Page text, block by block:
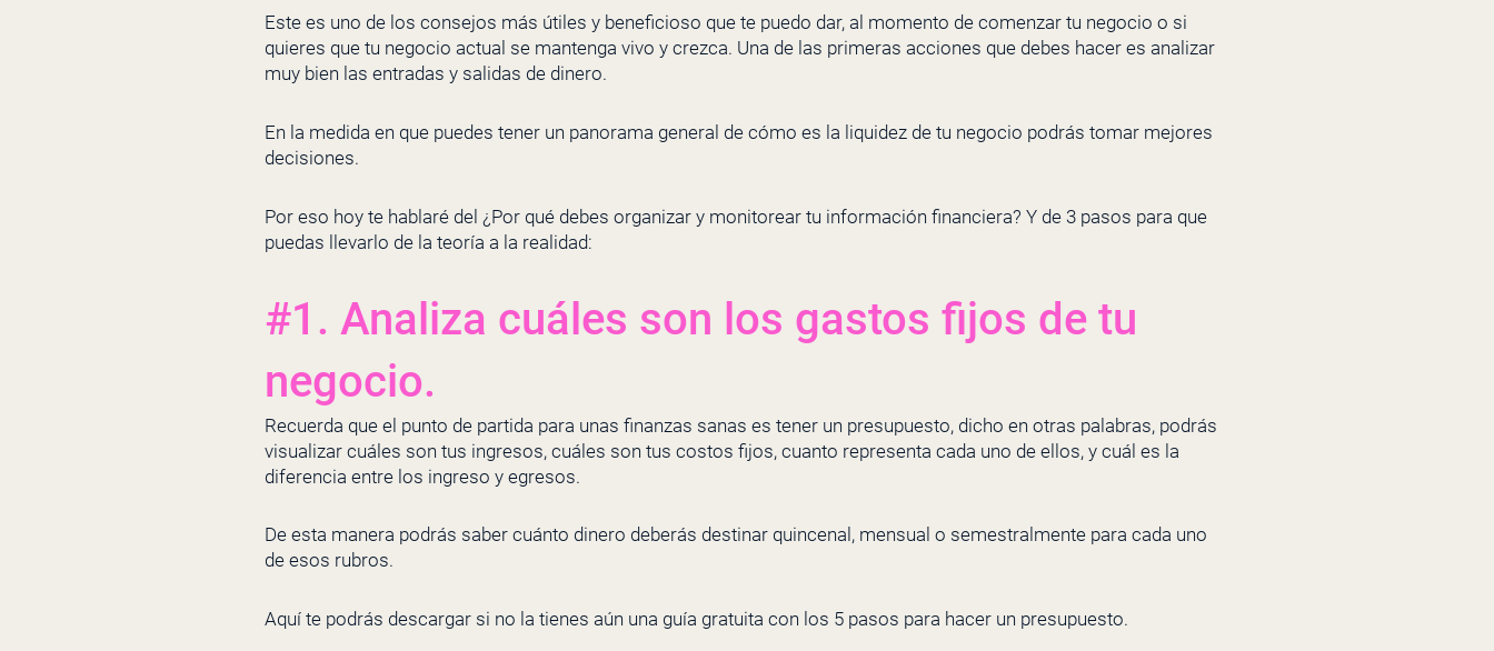
Este es uno de los consejos más útiles y beneficioso que te puedo dar, al momento de comenzar tu negocio o si
quieres que tu negocio actual se mantenga vivo y crezca. Una de las primeras acciones que debes hacer es analizar
muy bien las entradas y salidas de dinero.
En la medida en que puedes tener un panorama general de cómo es la liquidez de tu negocio podrás tomar mejores
decisiones.
Por eso hoy te hablaré del ¿Por qué debes organizar y monitorear tu información financiera? Y de 3 pasos para que
puedas llevarlo de la teoría a la realidad:
#1. Analiza cuáles son los gastos fijos de tu
negocio.
Recuerda que el punto de partida para unas finanzas sanas es tener un presupuesto, dicho en otras palabras, podrás
visualizar cuáles son tus ingresos, cuáles son tus costos fijos, cuanto representa cada uno de ellos, y cuál es la
diferencia entre los ingreso y egresos.
De esta manera podrás saber cuánto dinero deberás destinar quincenal, mensual o semestralmente para cada uno
de esos rubros.
Aquí te podrás descargar si no la tienes aún una guía gratuita con los 5 pasos para hacer un presupuesto.